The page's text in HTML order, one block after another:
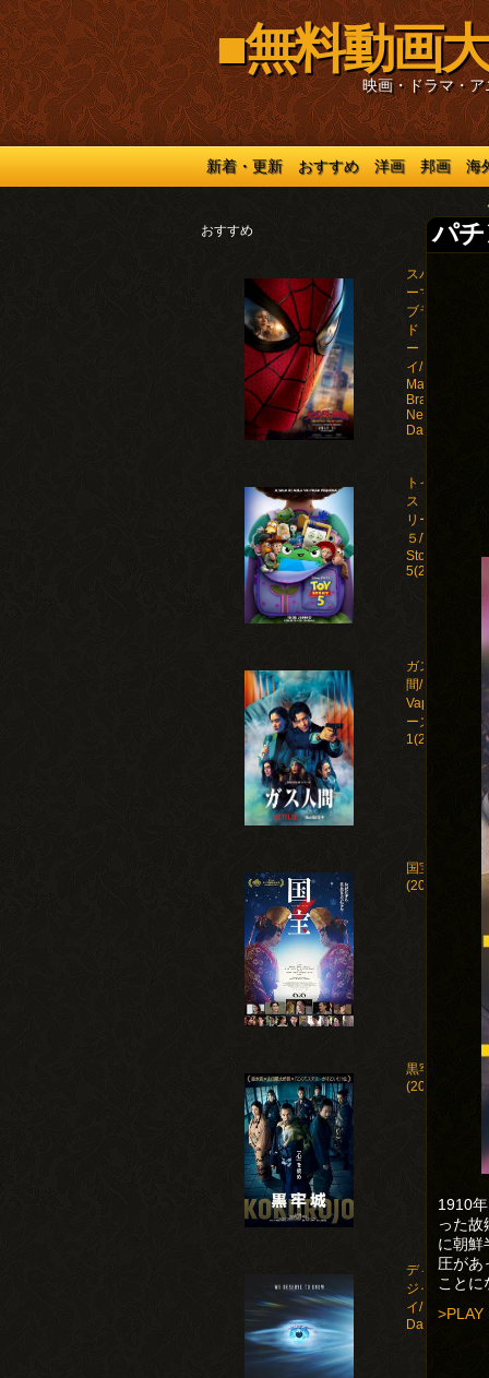
■無料動画
映画・ドラマ・ア
新着・更新 おすすめ 洋画 邦画 海
おすすめ
スパイダ
ーマン：
ブラン
ド・ニュ
ー・デ
イ/Spider-
Man:
Brand
New
Day(2026)
トイ・
ストー
リー
５/Toy
Story
5(2026)
ガス人
間/Human
Vapor シ
ーズン
1(2026)
国宝
(2025)
黒牢城
(2026)
ディスクロー
ジャー・デ
イ/Disclosure
Day(2026)
パチ
1910
った
に朝鮮
圧があ
こと
>PLAY